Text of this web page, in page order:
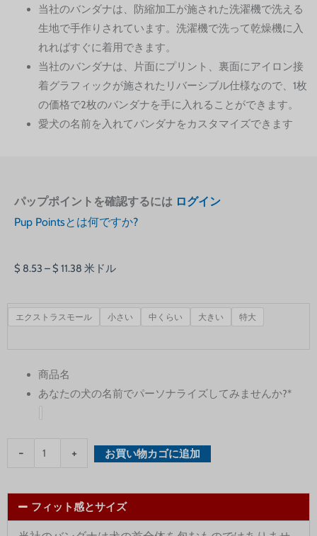
当社のバンダナは、防縮加工が施された洗濯機で洗える
生地で手作りされています。洗濯機で洗って乾燥機に入
れればすぐに着用できます。
当社のバンダナは、片面にプリント、裏面にアイロン接
着グラフィックが施されたリバーシブル仕様なので、1枚
の価格で2枚のバンダナを手に入れることができます。
愛犬の名前を入れてバンダナをカスタマイズできます
パップポイントを確認するには ログイン
Pup Pointsとは何ですか?
$ 8.53 –$ 11.38 価
帯:
$ 8.53
米ドル
エクストラスモール 小さい 中くらい 大きい 特大
商品名
あなたの犬の名前でパーソナライズしてみませんか?*
-
Medical
+ お買い物カゴに追加
フィット感とサイズ